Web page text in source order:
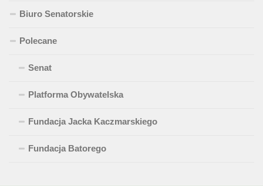
Biuro Senatorskie
Polecane
Senat
Platforma Obywatelska
Fundacja Jacka Kaczmarskiego
Fundacja Batorego